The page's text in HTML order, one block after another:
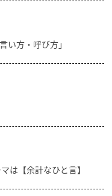
い方・呼び方」
は【余計なひと言】